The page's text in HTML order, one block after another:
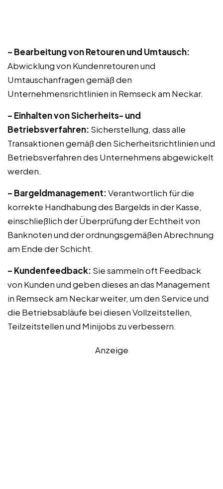
– Bearbeitung von Retouren und Umtausch:
Abwicklung von Kundenretouren und
Umtauschanfragen gemäß den
Unternehmensrichtlinien in Remseck am Neckar.
– Einhalten von Sicherheits- und
Betriebsverfahren: Sicherstellung, dass alle
Transaktionen gemäß den Sicherheitsrichtlinien und
Betriebsverfahren des Unternehmens abgewickelt
werden.
– Bargeldmanagement:Verantwortlich für die
korrekte Handhabung des Bargelds in der Kasse,
einschließlich der Überprüfung der Echtheit von
Banknoten und der ordnungsgemäßen Abrechnung
am Ende der Schicht.
– Kundenfeedback: Sie sammeln oft Feedback
von Kunden und geben dieses an das Management
in Remseck am Neckar weiter, um den Service und
die Betriebsabläufe bei diesen Vollzeitstellen,
Teilzeitstellen und Minijobs zu verbessern.
Anzeige